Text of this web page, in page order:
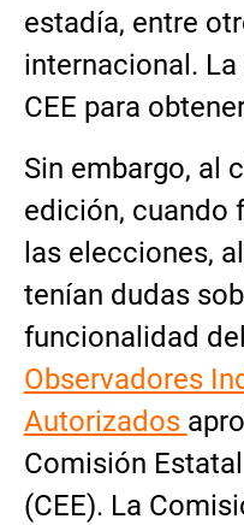
estadía, entre
internacional.
CEE para
Sin embargo, al
edición, cuando
las elecciones,
tenían dudas
funcionalidad del
Observadores
Autorizados
Comisión
(CEE). La